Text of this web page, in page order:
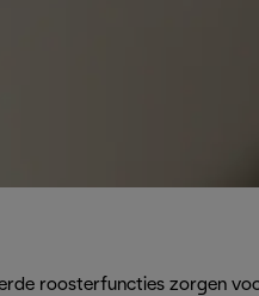
roosterfuncties zorgen